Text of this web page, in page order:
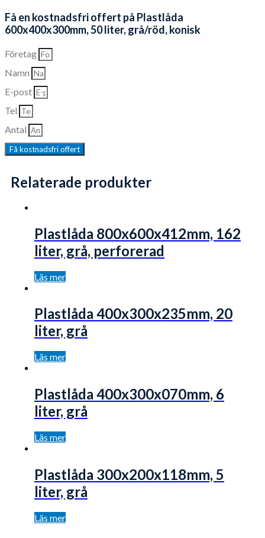
Få en kostnadsfri offert på Plastlåda
600x400x300mm, 50 liter, grå/röd, konisk
Företag
Namn
E-post
Tel
Antal
Få kostnadsfri offert
Relaterade produkter
Plastlåda 800x600x412mm, 162
liter, grå, perforerad
Läs mer
Plastlåda 400x300x235mm, 20
liter, grå
Läs mer
Plastlåda 400x300x070mm, 6
liter, grå
Läs mer
Plastlåda 300x200x118mm, 5
liter, grå
Läs mer